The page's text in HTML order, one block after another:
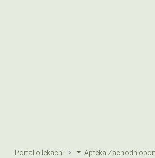
Portal o lekach
Apteka